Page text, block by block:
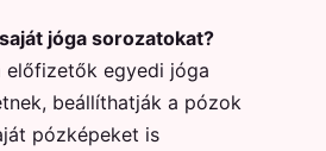
jóga sorozatokat?
előfizetők egyedi jóga
beállíthatják a pózok
pózképeket is